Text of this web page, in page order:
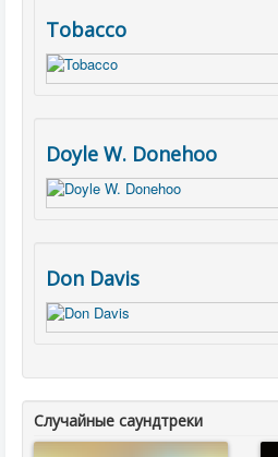
Tobacco
Doyle W. Donehoo
Don Davis
Случайные саундтреки